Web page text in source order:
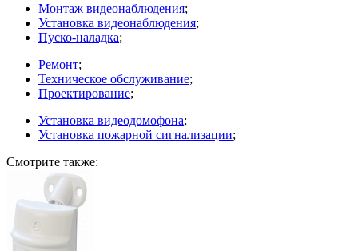
Монтаж видеонаблюдения;
Установка видеонаблюдения;
Пуско-наладка;
Ремонт;
Техническое обслуживание;
Проектирование;
Установка видеодомофона;
Установка пожарной сигнализации;
Смотрите также: